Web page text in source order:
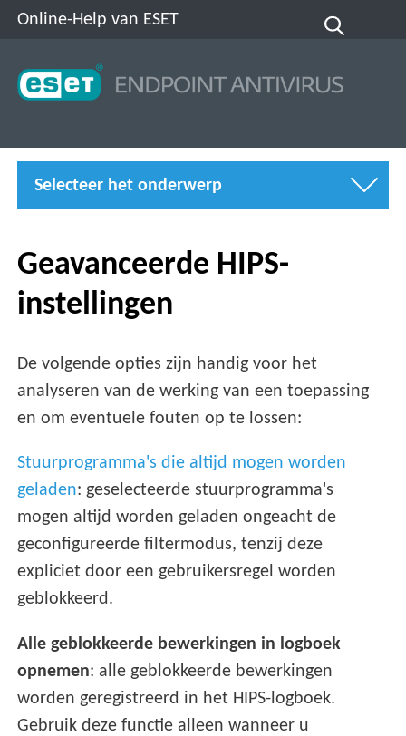
Online-Help van ESET
Selecteer het onderwerp
Geavanceerde HIPS-
instellingen
De volgende opties zijn handig voor het
analyseren van de werking van een toepassing
en om eventuele fouten op te lossen:
Stuurprogramma's die altijd mogen worden
geladen: geselecteerde stuurprogramma's
mogen altijd worden geladen ongeacht de
geconfigureerde filtermodus, tenzij deze
expliciet door een gebruikersregel worden
geblokkeerd.
Alle geblokkeerde bewerkingen in logboek
opnemen: alle geblokkeerde bewerkingen
worden geregistreerd in het HIPS-logboek.
Gebruik deze functie alleen wanneer u